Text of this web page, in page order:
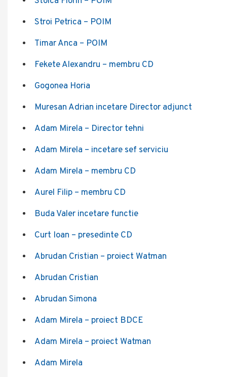
Stroi Petrica – POIM
Timar Anca – POIM
Fekete Alexandru – membru CD
Gogonea Horia
Muresan Adrian incetare Director adjunct
Adam Mirela – Director tehni
Adam Mirela – incetare sef serviciu
Adam Mirela – membru CD
Aurel Filip – membru CD
Buda Valer incetare functie
Curt Ioan – presedinte CD
Abrudan Cristian – proiect Watman
Abrudan Cristian
Abrudan Simona
Adam Mirela – proiect BDCE
Adam Mirela – proiect Watman
Adam Mirela